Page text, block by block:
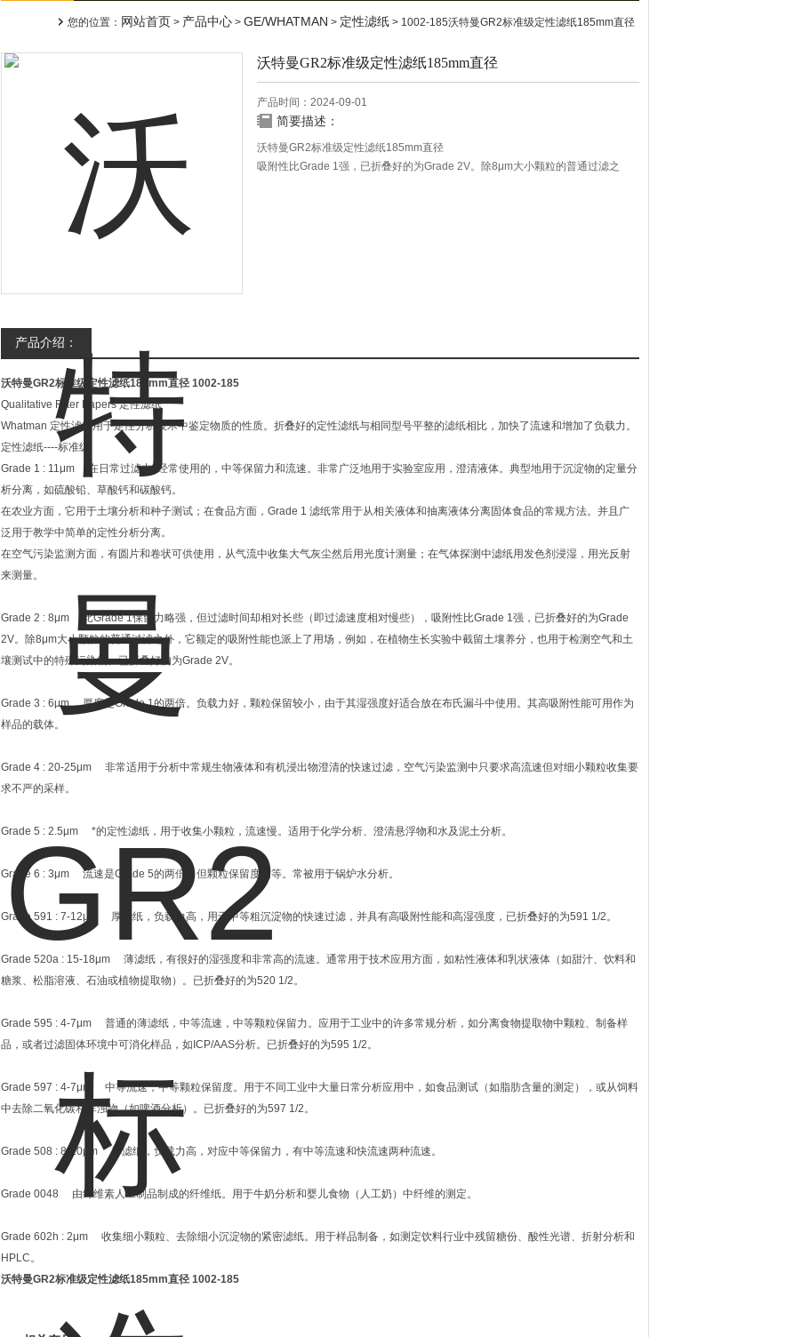
您的位置： 网站首页 > 产品中心 > GE/WHATMAN > 定性滤纸 > 1002-185沃特曼GR2标准级定性滤纸185mm直径
沃特曼GR2标准级定性滤纸185mm直径
产品时间：2024-09-01
简要描述：
沃特曼GR2标准级定性滤纸185mm直径
吸附性比Grade 1强，已折叠好的为Grade 2V。除8μm大小颗粒的普通过滤之
产品介绍：
沃特曼GR2标准级定性滤纸185mm直径 1002-185
Qualitative Filter Papers 定性滤纸
Whatman 定性滤纸用于定性分析技术中鉴定物质的性质。折叠好的定性滤纸与相同型号平整的滤纸相比，加快了流速和增加了负载力。
定性滤纸----标准级
Grade 1 : 11μm 在日常过滤中z经常使用的，中等保留力和流速。非常广泛地用于实验室应用，澄清液体。典型地用于沉淀物的定量分
析分离，如硫酸铅、草酸钙和碳酸钙。
在农业方面，它用于土壤分析和种子测试；在食品方面，Grade 1 滤纸常用于从相关液体和抽离液体分离固体食品的常规方法。并且广
泛用于教学中简单的定性分析分离。
在空气污染监测方面，有圆片和卷状可供使用，从气流中收集大气灰尘然后用光度计测量；在气体探测中滤纸用发色剂浸湿，用光反射
来测量。
Grade 2 : 8μm 比Grade 1保留力略强，但过滤时间却相对长些（即过滤速度相对慢些），吸附性比Grade 1强，已折叠好的为Grade
2V。除8μm大小颗粒的普通过滤之外，它额定的吸附性能也派上了用场，例如，在植物生长实验中截留土壤养分，也用于检测空气和土
壤测试中的特殊污染物。已折叠好的为Grade 2V。
Grade 3 : 6μm 厚度是Grade 1的两倍。负载力好，颗粒保留较小，由于其湿强度好适合放在布氏漏斗中使用。其高吸附性能可用作为
样品的载体。
Grade 4 : 20-25μm 非常适用于分析中常规生物液体和有机浸出物澄清的快速过滤，空气污染监测中只要求高流速但对细小颗粒收集要
求不严的采样。
Grade 5 : 2.5μm *的定性滤纸，用于收集小颗粒，流速慢。适用于化学分析、澄清悬浮物和水及泥土分析。
Grade 6 : 3μm 流速是Grade 5的两倍，但颗粒保留度相等。常被用于锅炉水分析。
Grade 591 : 7-12μm 厚滤纸，负载力高，用于中等粗沉淀物的快速过滤，并具有高吸附性能和高湿强度，已折叠好的为591 1/2。
Grade 520a : 15-18μm 薄滤纸，有很好的湿强度和非常高的流速。通常用于技术应用方面，如粘性液体和乳状液体（如甜汁、饮料和
糖浆、松脂溶液、石油或植物提取物）。已折叠好的为520 1/2。
Grade 595 : 4-7μm 普通的薄滤纸，中等流速，中等颗粒保留力。应用于工业中的许多常规分析，如分离食物提取物中颗粒、制备样
品，或者过滤固体环境中可消化样品，如ICP/AAS分析。已折叠好的为595 1/2。
Grade 597 : 4-7μm 中等流速，中等颗粒保留度。用于不同工业中大量日常分析应用中，如食品测试（如脂肪含量的测定），或从饲料
中去除二氧化碳和浑浊物（如啤酒分析）。已折叠好的为597 1/2。
Grade 508 : 8-10μm 厚滤纸，负载力高，对应中等保留力，有中等流速和快流速两种流速。
Grade 0048 由纤维素人工制品制成的纤维纸。用于牛奶分析和婴儿食物（人工奶）中纤维的测定。
Grade 602h : 2μm 收集细小颗粒、去除细小沉淀物的紧密滤纸。用于样品制备，如测定饮料行业中残留糖份、酸性光谱、折射分析和
HPLC。
沃特曼GR2标准级定性滤纸185mm直径 1002-185